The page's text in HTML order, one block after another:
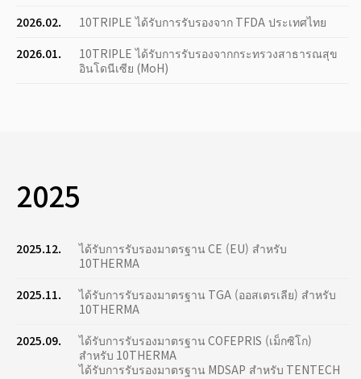
2026.02.
10TRIPLE ได้รับการรับรองจาก TFDA ประเทศไทย
2026.01.
10TRIPLE ได้รับการรับรองจากกระทรวงสาธารณสุข
อินโดนีเซีย (MoH)
2025
2025.12.
ได้รับการรับรองมาตรฐาน CE (EU) สำหรับ
10THERMA
2025.11.
ได้รับการรับรองมาตรฐาน TGA (ออสเตรเลีย) สำหรับ
10THERMA
2025.09.
ได้รับการรับรองมาตรฐาน COFEPRIS (เม็กซิโก)
สำหรับ 10THERMA
ได้รับการรับรองมาตรฐาน MDSAP สำหรับ TENTECH